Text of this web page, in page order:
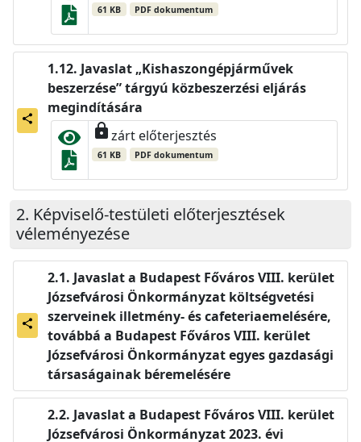
61 KB PDF dokumentum
share
Javaslat „Kishaszongépjárművek
beszerzése” tárgyú közbeszerzési eljárás
megindítására
lockzárt előterjesztés
61 KB PDF dokumentum
Képviselő-testületi előterjesztések
véleményezése
share
Javaslat a Budapest Főváros VIII. kerület
Józsefvárosi Önkormányzat költségvetési
szerveinek illetmény- és cafeteriaemelésére,
továbbá a Budapest Főváros VIII. kerület
Józsefvárosi Önkormányzat egyes gazdasági
társaságainak béremelésére
Javaslat a Budapest Főváros VIII. kerület
Józsefvárosi Önkormányzat 2023. évi